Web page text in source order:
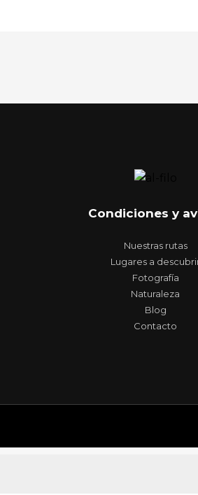
Condiciones y
Nuestras rutas
Lugares a
Fotografía
Naturaleza
Blog
Contacto